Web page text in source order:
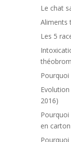
Le chat
Aliments
Les 5
2016)
en carton
Pourquoi